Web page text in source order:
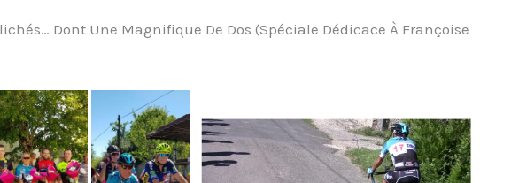
Dont Une Magnifique De Dos (spéciale Dédicace À Françoise